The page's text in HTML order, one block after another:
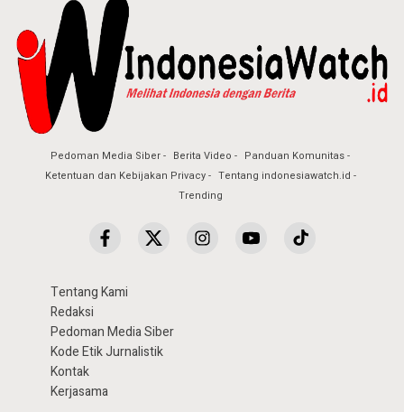
Pedoman Media Siber Berita Video
Panduan Komunitas
Ketentuan dan Kebijakan Privacy
Tentang indonesiawatch.id
Trending
Tentang Kami
Redaksi
Pedoman Media Siber
Kode Etik Jurnalistik
Kontak
Kerjasama